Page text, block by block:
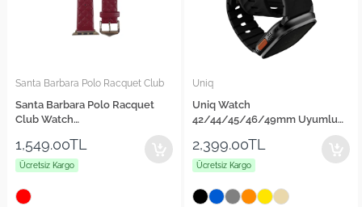
Santa Barbara Polo Racquet Club
Santa Barbara Polo Racquet
Club Watch
42/44/45/46/49mm Uyumlu
Brendan Deri Kordon
1,549.00TL
Ücretsiz Kargo
Uniq
Uniq Watch
42/44/45/46/49mm Uyumlu
2,399.00TL
Ücretsiz Kargo